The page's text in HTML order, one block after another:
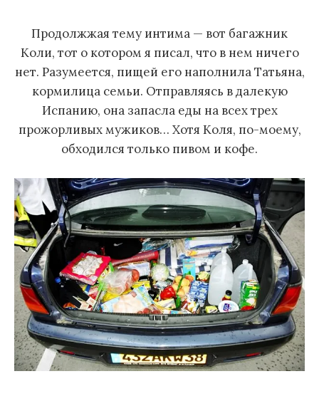
Продолжжая тему интима — вот багажник
Коли, тот о котором я писал, что в нем ничего
нет. Разумеется, пищей его наполнила Татьяна,
кормилица семьи. Отправляясь в далекую
Испанию, она запасла еды на всех трех
прожорливых мужиков… Хотя Коля, по-моему,
обходился только пивом и кофе.